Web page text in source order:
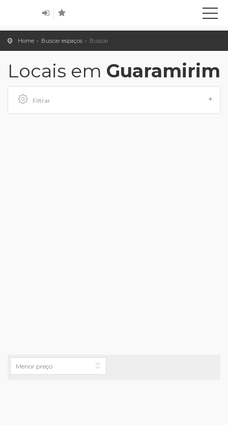
Home Buscar espaços Buscar
Locais em Guaramirim
Filtrar